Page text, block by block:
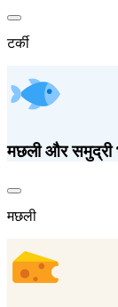
टर्की
मछली और समुद्री
मछली